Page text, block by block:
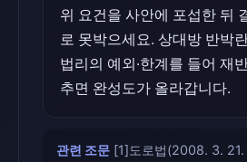
위 요건을 사안에 포섭한 뒤
로 못박으세요. 상대방 반박
법리의 예외·한계를 들어 재
추면 완성도가 올라갑니다.
관련 조문 [1]도로법(2008. 3.